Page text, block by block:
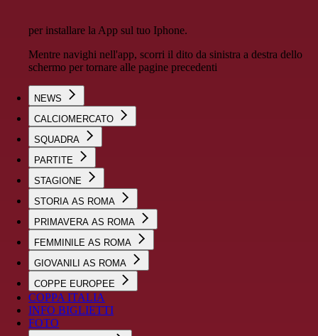
per installare la App sul tuo Iphone.
Mentre navighi nell'app, scorri il dito da sinistra a destra dello
schermo per tornare alle pagine precedenti
NEWS
CALCIOMERCATO
SQUADRA
PARTITE
STAGIONE
STORIA AS ROMA
PRIMAVERA AS ROMA
FEMMINILE AS ROMA
GIOVANILI AS ROMA
COPPE EUROPEE
COPPA ITALIA
INFO BIGLIETTI
FOTO